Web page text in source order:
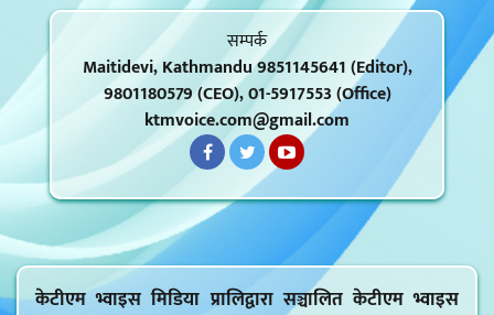
सम्पर्क
Maitidevi, Kathmandu 9851145641 (Editor),
9801180579 (CEO), 01-5917553 (Office)
ktmvoice.com@gmail.com
केटीएम भ्वाइस मिडिया प्रालिद्वारा सञ्चालित केटीएम भ्वाइस